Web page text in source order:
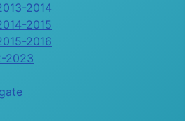
2014
2015
2016
2023